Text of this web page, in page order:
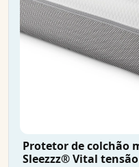
Protetor de colchão
Sleezzz® Vital